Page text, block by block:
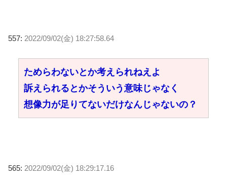
557: 2022/09/02(金) 18:27:58.64
ためらわないとか考えられねえよ
訴えられるとかそういう意味じゃなく
想像力が足りてないだけなんじゃないの？
565: 2022/09/02(金) 18:29:17.16